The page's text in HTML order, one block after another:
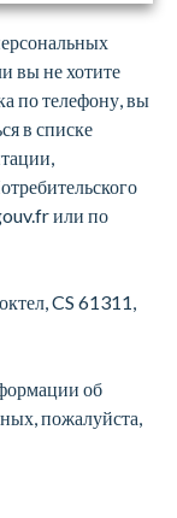
вы не хотите
по телефону, вы
в списке
или по
CS 61311,
об
пожалуйста,